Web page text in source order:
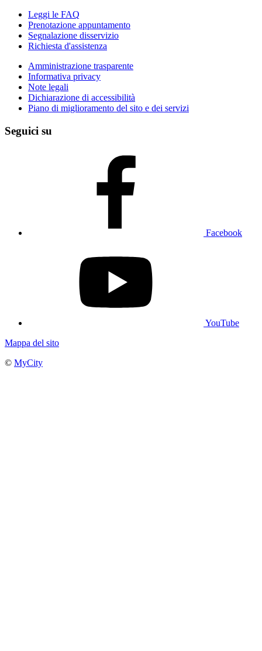
Leggi le FAQ
Prenotazione appuntamento
Segnalazione disservizio
Richiesta d'assistenza
Amministrazione trasparente
Informativa privacy
Note legali
Dichiarazione di accessibilità
Piano di miglioramento del sito e dei servizi
Seguici su
Facebook
YouTube
Mappa del sito
© MyCity